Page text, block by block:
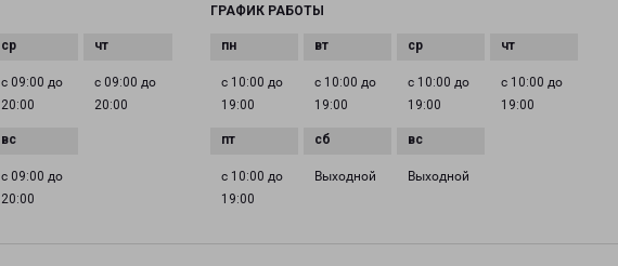
с 09:00 до
20:00
с 09:00 до
20:00
с 09:00 до
20:00
ГРАФИК РАБОТЫ
с 10:00 до
19:00
с 10:00 до
19:00
с 10:00 до
19:00
с 10:00 до
19:00
с 10:00 до
19:00
Выходной Выходной